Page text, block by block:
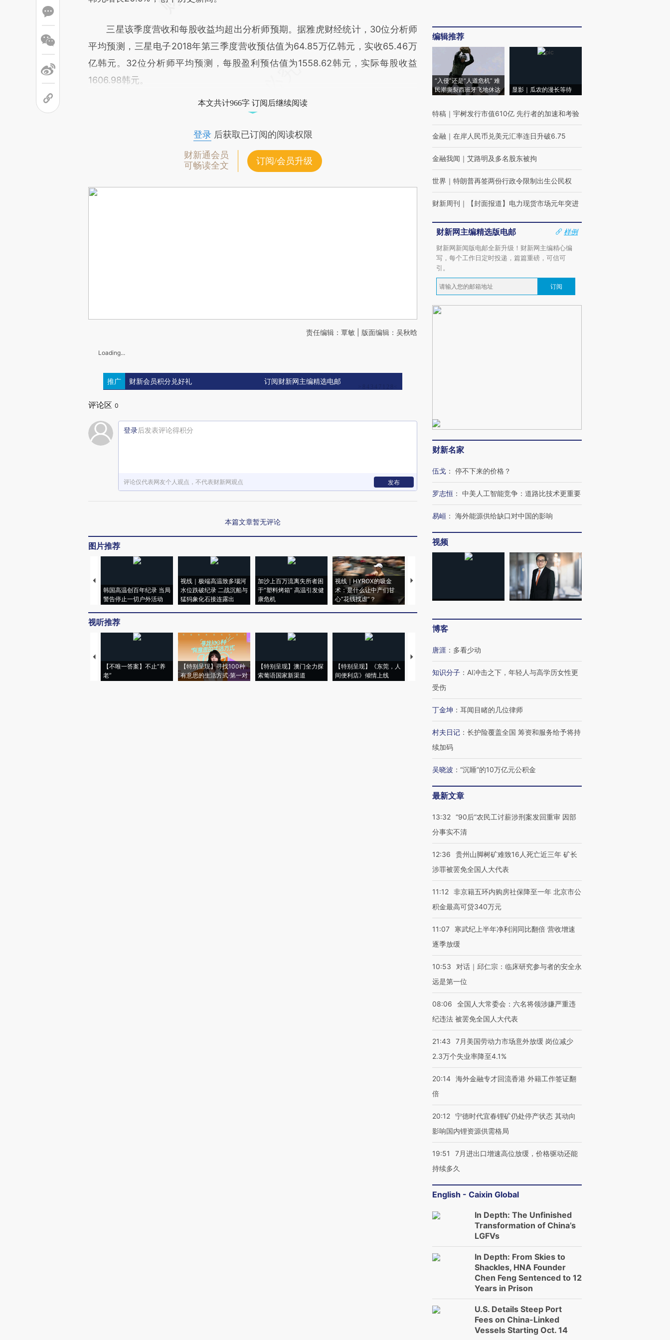
三星该季度营收和每股收益均超出分析师预期。据雅虎财经统计，30位分析师
平均预测，三星电子2018年第三季度营收预估值为64.85万亿韩元，实收65.46万
亿韩元。32位分析师平均预测，每股盈利预估值为1558.62韩元，实际每股收益
1606.98韩元。
本文共计966字 订阅后继续阅读
登录后获取已订阅的阅读权限
财新通会员
可畅读全文
订阅/会员升级
责任编辑：覃敏 | 版面编辑：吴秋晗
Loading...
推广 财新会员积分兑好礼 订阅财新网主编精选电邮
评论区 0
登录后发表评论得积分
评论仅代表网友个人观点，不代表财新网观点 发布
本篇文章暂无评论
图片推荐
韩国高温创百年纪录 当局
警告停止一切户外活动
视线｜极端高温致多瑙河
水位跌破纪录 二战沉船与
猛犸象化石接连露出
加沙上百万流离失所者困
于“塑料烤箱” 高温引发健
康危机
视线｜HYROX的吸金
术：是什么让中产们甘
心“花钱找虐”？
马航飞行员跨国走私7万
视线｜被称为“蟑螂”的印
度Z世代 用街头抗争将教
育部长拱下台
视线｜“入侵”还是“人道危
机”？难民潮撕裂西班牙
飞地休达
视听推荐
【不唯一答案】不止“养
老”
【特别呈现】寻找100种
有意思的生活方式·第一对
【特别呈现】澳门全力探
索葡语国家新渠道
【特别呈现】《东莞，人
间便利店》倾情上线
【推广】走进第四届链博
有意思的生活方式·第三对
住三大增长引擎是什么？
编辑推荐
“入侵”还是“人道危机” 难
民潮撕裂西班牙飞地休达
显影｜瓜农的漫长等待
特稿 ｜ 宇树发行市值610亿 先行者的加速和考验
金融 ｜ 在岸人民币兑美元汇率连日升破6.75
金融我闻 ｜ 艾路明及多名股东被拘
世界 ｜ 特朗普再签两份行政令限制出生公民权
财新周刊 ｜ 【封面报道】电力现货市场元年突进
财新网主编精选版电邮
样例
财新网新闻版电邮全新升级！财新网主编精心编
写，每个工作日定时投递，篇篇重磅，可信可
引。
订阅
财新名家
伍戈 ： 停不下来的价格？
罗志恒 ： 中美人工智能竞争：道路比技术更重要
易峘 ： 海外能源供给缺口对中国的影响
视频
博客
唐涯 ： 多看少动
知识分子 ： AI冲击之下，年轻人与高学历女性更
受伤
丁金坤 ： 耳闻目睹的几位律师
村夫日记 ： 长护险覆盖全国 筹资和服务给予将持
续加码
吴晓波 ： “沉睡”的10万亿元公积金
最新文章
13:32 “90后”农民工讨薪涉刑案发回重审 因部
分事实不清
12:36
贵州山脚树矿难致16人死亡近三年 矿长
涉罪被罢免全国人大代表
11:12 非京籍五环内购房社保降至一年 北京市公
积金最高可贷340万元
11:07
寒武纪上半年净利润同比翻倍 营收增速
逐季放缓
10:53
对话｜邱仁宗：临床研究参与者的安全永
远是第一位
08:06
全国人大常委会：六名将领涉嫌严重违
纪违法 被罢免全国人大代表
21:43
7月美国劳动力市场意外放缓 岗位减少
2.3万个失业率降至4.1%
20:14 海外金融专才回流香港 外籍工作签证翻
倍
20:12 宁德时代宜春锂矿仍处停产状态 其动向
影响国内锂资源供需格局
19:51
7月进出口增速高位放缓，价格驱动还能
持续多久
English - Caixin Global
In Depth: The Unfinished
Transformation of China’s
LGFVs
In Depth: From Skies to
Shackles, HNA Founder
Chen Feng Sentenced to 12
Years in Prison
U.S. Details Steep Port
Fees on China-Linked
Vessels Starting Oct. 14